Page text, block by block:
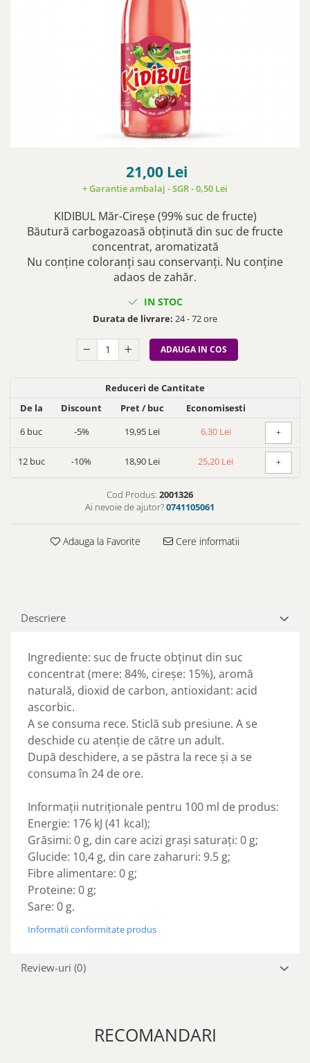
21,00 Lei
+ Garantie ambalaj - SGR - 0,50 Lei
KIDIBUL Măr-Cireșe (99% suc de fructe)
Băutură carbogazoasă obţinută din suc de fructe
concentrat, aromatizată
Nu conţine coloranţi sau conservanţi. Nu conţine
adaos de zahăr.
IN STOC
Durata de livrare: 24 - 72 ore
ADAUGA IN COS
Reduceri de Cantitate
De la
Discount Pret/ buc
Economisesti
6 buc -5% 19,95 Lei 6,30 Lei +
12buc -10% 18,90 Lei 25,20 Lei +
Cod Produs: 2001326
Ai nevoie de ajutor?0741105061
Adauga la Favorite Cere informatii
Descriere
Ingrediente: suc de fructe obţinut din suc
concentrat (mere: 84%, cireșe: 15%), aromă
naturală, dioxid de carbon, antioxidant: acid
ascorbic.
A se consuma rece. Sticlă sub presiune. A se
deschide cu atenţie de către un adult.
După deschidere, a se păstra la rece și a se
consuma în 24 de ore.
Informaţii nutriţionale pentru 100 ml de produs:
Energie: 176 kJ (41 kcal);
Grăsimi: 0 g, din care acizi graşi saturaţi: 0 g;
Glucide: 10,4 g, din care zaharuri: 9.5 g;
Fibre alimentare: 0 g;
Proteine: 0 g;
Sare: 0 g.
Informatii conformitate produs
Review-uri (0)
RECOMANDARI